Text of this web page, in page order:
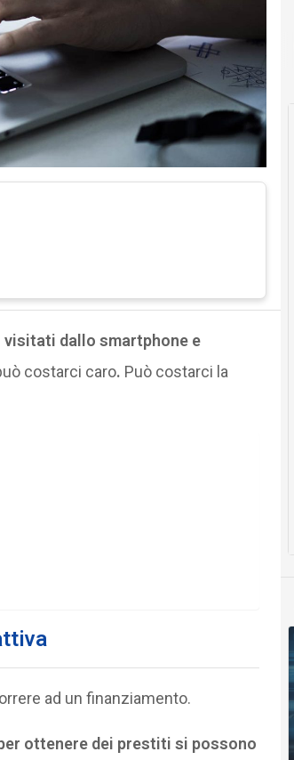
dallo smartphone e
costarci caro. Può costarci la
ad un finanziamento.
ottenere dei prestiti si possono